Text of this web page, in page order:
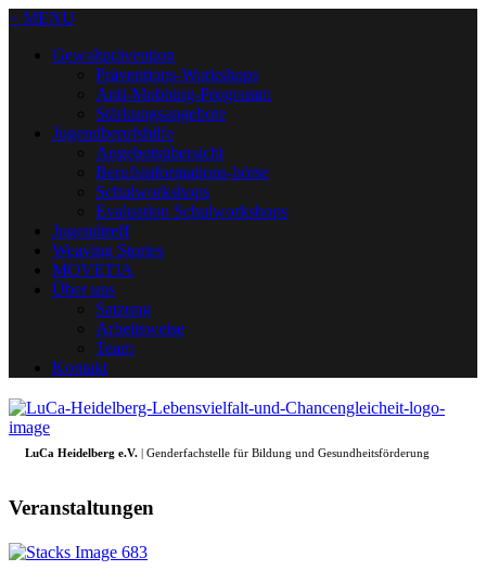
+ MENU
Gewaltprävention
Präventions-Workshops
Anti-Mobbing-Programm
Stärkungsangebote
Jugendberufshilfe
Angebotsübersicht
Berufsinformations-börse
Schulworkshops
Evaluation Schulworkshops
Jugendtreff
Weaving Stories
MOVETIA
Über uns
Satzung
Arbeitsweise
Team
Kontakt
LuCa Heidelberg e.V. | Genderfachstelle für Bildung und Gesundheitsförderung
Veranstaltungen